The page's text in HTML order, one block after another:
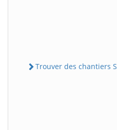
Trouver des chantiers